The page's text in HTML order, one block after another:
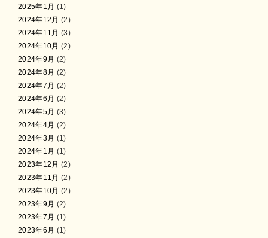
2025年1月 (1)
2024年12月 (2)
2024年11月 (3)
2024年10月 (2)
2024年9月 (2)
2024年8月 (2)
2024年7月 (2)
2024年6月 (2)
2024年5月 (3)
2024年4月 (2)
2024年3月 (1)
2024年1月 (1)
2023年12月 (2)
2023年11月 (2)
2023年10月 (2)
2023年9月 (2)
2023年7月 (1)
2023年6月 (1)